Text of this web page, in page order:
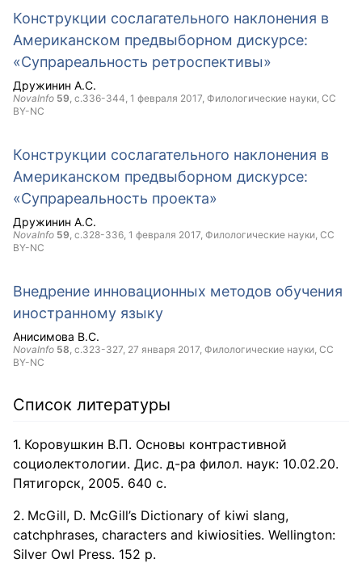
Конструкции сослагательного наклонения в
Американском предвыборном дискурсе:
«Супрареальность ретроспективы»
Дружинин А.С.
NovaInfo 59, с.336-344, 1 февраля 2017, Филологические науки, CC
BY-NC
Конструкции сослагательного наклонения в
Американском предвыборном дискурсе:
«Супрареальность проекта»
Дружинин А.С.
NovaInfo 59, с.328-336, 1 февраля 2017, Филологические науки, CC
BY-NC
Внедрение инновационных методов обучения
иностранному языку
Анисимова В.С.
NovaInfo 58, с.323-327, 27 января 2017, Филологические науки, CC
BY-NC
Список литературы
Коровушкин В.П. Основы контрастивной
социолектологии. Дис. д-ра филол. наук: 10.02.20.
Пятигорск, 2005. 640 с.
McGill, D. McGill’s Dictionary of kiwi slang,
catchphrases, characters and kiwiosities. Wellington:
Silver Owl Press. 152 p.